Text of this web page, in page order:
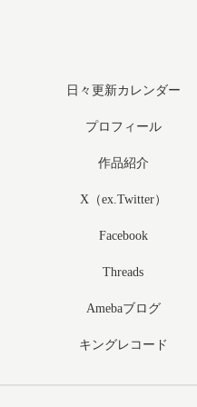
日々更新カレンダー
プロフィール
作品紹介
X（ex.Twitter）
Facebook
Threads
Amebaブログ
キングレコード